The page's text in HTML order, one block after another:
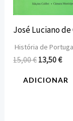
José Luciano de
História de
15,00€ 13,50€
ADICIONAR